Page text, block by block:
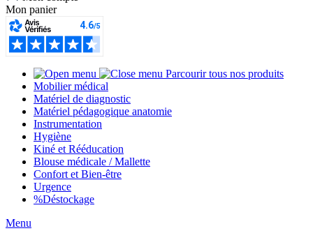
Mon panier
Parcourir tous nos produits
Mobilier médical
Matériel de diagnostic
Matériel pédagogique anatomie
Instrumentation
Hygiène
Kiné et Rééducation
Blouse médicale / Mallette
Confort et Bien-être
Urgence
%Déstockage
Menu